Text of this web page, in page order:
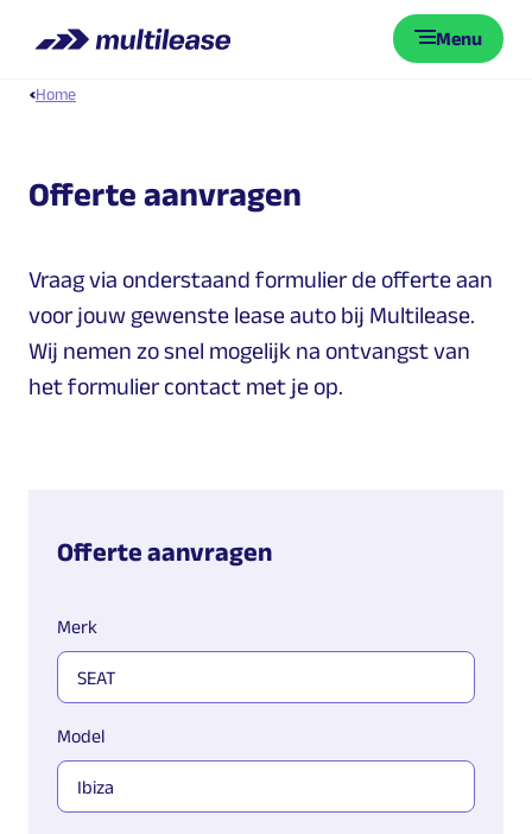
Menu
Home
Offerte aanvragen
Vraag via onderstaand formulier de offerte aan
voor jouw gewenste lease auto bij Multilease.
Wij nemen zo snel mogelijk na ontvangst van
het formulier contact met je op.
Offerte aanvragen
Merk
Model